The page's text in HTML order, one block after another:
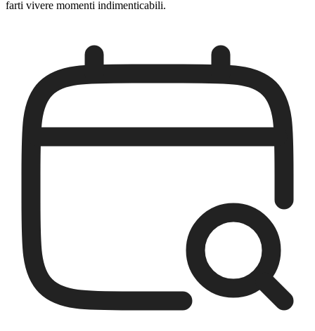
farti vivere momenti indimenticabili.